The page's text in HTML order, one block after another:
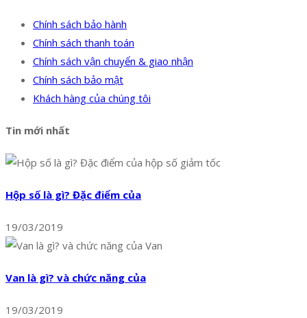
Chính sách bảo hành
Chính sách thanh toán
Chính sách vận chuyển & giao nhận
Chính sách bảo mật
Khách hàng của chúng tôi
Tin mới nhất
Hộp số là gì? Đặc điểm của
19/03/2019
Van là gì? và chức năng của
19/03/2019